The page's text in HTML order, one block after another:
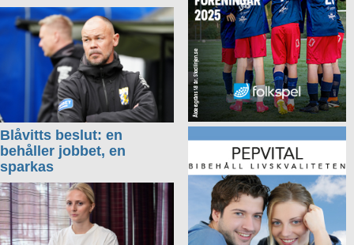
Blåvitts beslut: en
behåller jobbet, en
sparkas